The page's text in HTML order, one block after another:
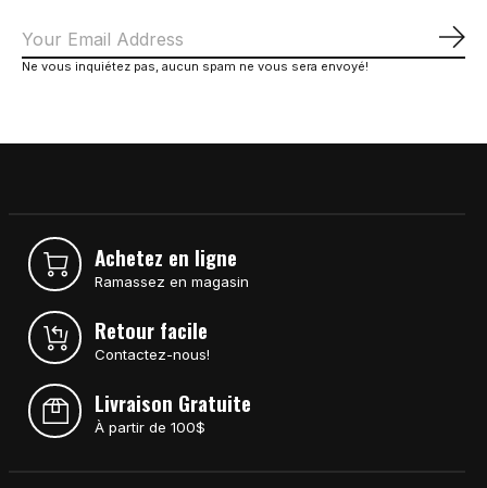
Ne vous inquiétez pas, aucun spam ne vous sera envoyé!
Achetez en ligne
Ramassez en magasin
Retour facile
Contactez-nous!
Livraison Gratuite
À partir de 100$